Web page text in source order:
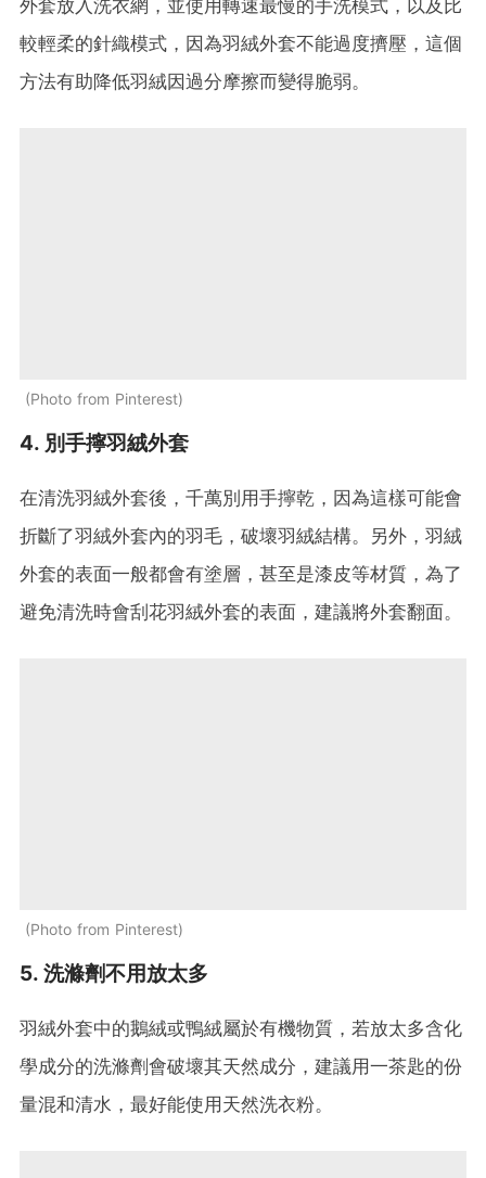
外套放入洗衣網，並使用轉速最慢的手洗模式，以及比
較輕柔的針織模式，因為羽絨外套不能過度擠壓，這個
方法有助降低羽絨因過分摩擦而變得脆弱。
Photo from Pinterest
4. 別手擰羽絨外套
在清洗羽絨外套後，千萬別用手擰乾，因為這樣可能會
折斷了羽絨外套內的羽毛，破壞羽絨結構。另外，羽絨
外套的表面一般都會有塗層，甚至是漆皮等材質，為了
避免清洗時會刮花羽絨外套的表面，建議將外套翻面。
Photo from Pinterest
5. 洗滌劑不用放太多
羽絨外套中的鵝絨或鴨絨屬於有機物質，若放太多含化
學成分的洗滌劑會破壞其天然成分，建議用一茶匙的份
量混和清水，最好能使用天然洗衣粉。